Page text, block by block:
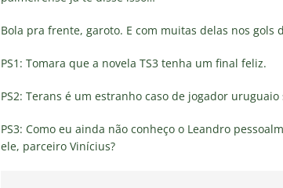
Bola pra frente, garoto. E com muitas delas nos gols
PS1: Tomara que a novela TS3 tenha um final feliz.
PS2: Terans é um estranho caso de jogador
PS3: Como eu ainda não conheço o Leandro
ele, parceiro Vinícius?